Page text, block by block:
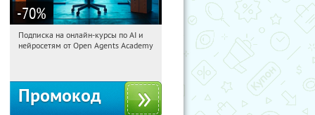
-70%
07:34:11 Получили:
Подписка на онлайн-курсы по AI и
нейросетям от Open Agents Academy
Промокод